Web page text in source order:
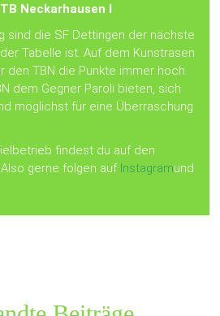
Neckarhausen I
sind die SF Dettingen der nächste
Tabelle ist. Auf dem Kunstrasen
den TBN die Punkte immer hoch.
dem Gegner Paroli bieten, sich
möglichst für eine Überraschung
findest du auf den
gerne folgen auf Instagramund